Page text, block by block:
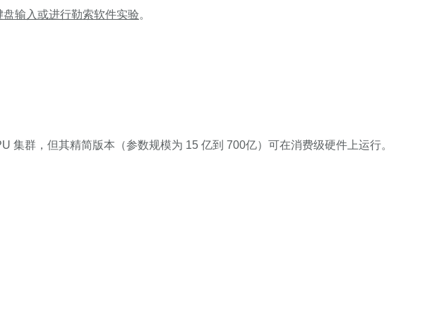
盘输入或进行勒索软件实验。
群，但其精简版本（参数规模为 15 亿到 700亿）可在消费级硬件上运行。